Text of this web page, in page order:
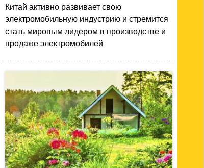
Китай активно развивает свою
электромобильную индустрию и стремится
стать мировым лидером в производстве и
продаже электромобилей